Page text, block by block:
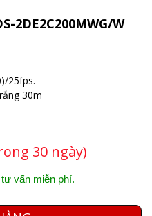
2DE2C200MWG/W
25fps.
30m
30 ngày)
vấn miễn phí.